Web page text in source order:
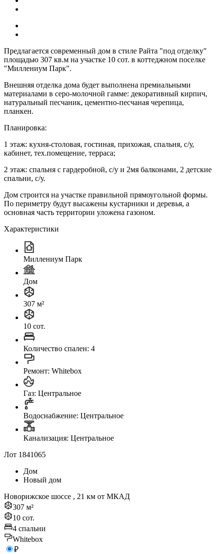
Предлагается современный дом в стиле Райта "под отделку"
площадью 307 кв.м на участке 10 сот. в коттеджном поселке
"Миллениум Парк".
Внешняя отделка дома будет выполнена премиальными
материалами в серо-молочной гамме: декоративный кирпич,
натуральный песчаник, цементно-песчаная черепица,
планкен.
Планировка:
1 этаж: кухня-столовая, гостиная, прихожая, спальня, с/у,
кабинет, тех.помещение, терраса;
2 этаж: спальня с гардеробной, с/у и 2мя балконами, 2 детские
спальни, с/у.
Дом строится на участке правильной прямоугольной формы.
По периметру будут высажены кустарники и деревья, а
основная часть территории уложена газоном.
Характеристики
Миллениум Парк
Дом
307 м²
10 сот.
Количество спален: 4
Ремонт: Whitebox
Газ: Центральное
Водоснабжение: Центральное
Канализация: Центральное
Лот 1841065
Дом
Новый дом
Новорижское шоссе , 21 км от МКАД
307 м²
10 сот.
4 спальни
Whitebox
₽